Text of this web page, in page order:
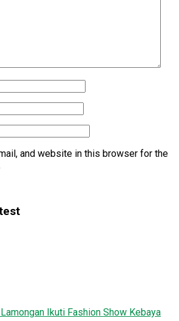
and website in this browser for the